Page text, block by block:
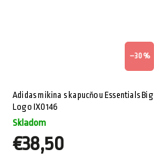
–30 %
Adidas mikina s kapucňou Essentials Big
Logo IX0146
Skladom
€38,50